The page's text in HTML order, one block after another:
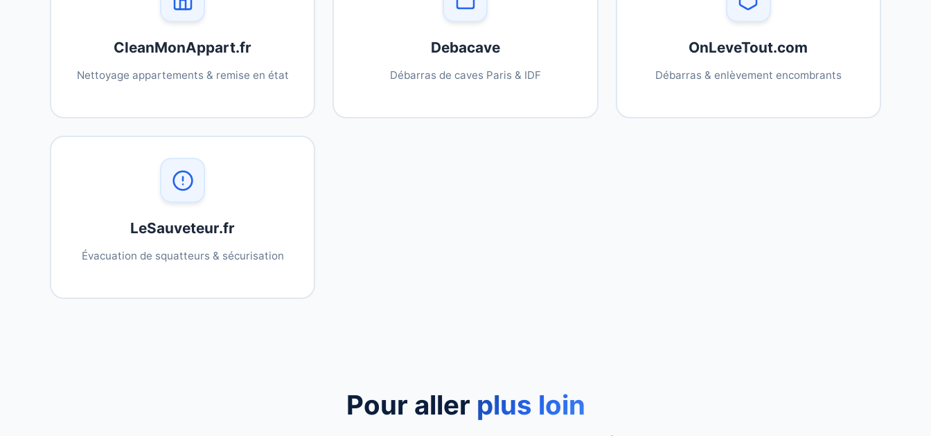
CleanMonAppart.fr
Nettoyage appartements & remise en état
Debacave
Débarras de caves Paris & IDF
OnLeveTout.com
Débarras & enlèvement encombrants
LeSauveteur.fr
Évacuation de squatteurs & sécurisation
Pour aller plus loin